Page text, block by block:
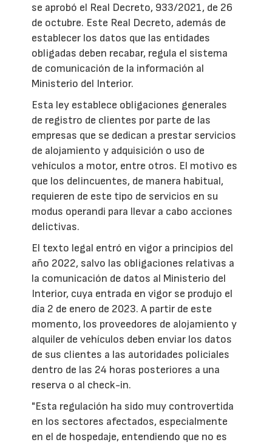
se aprobó el Real Decreto, 933/2021, de 26
de octubre. Este Real Decreto, además de
establecer los datos que las entidades
obligadas deben recabar, regula el sistema
de comunicación de la información al
Ministerio del Interior.
Esta ley establece obligaciones generales
de registro de clientes por parte de las
empresas que se dedican a prestar servicios
de alojamiento y adquisición o uso de
vehículos a motor, entre otros. El motivo es
que los delincuentes, de manera habitual,
requieren de este tipo de servicios en su
modus operandi para llevar a cabo acciones
delictivas.
El texto legal entró en vigor a principios del
año 2022, salvo las obligaciones relativas a
la comunicación de datos al Ministerio del
Interior, cuya entrada en vigor se produjo el
día 2 de enero de 2023. A partir de este
momento, los proveedores de alojamiento y
alquiler de vehículos deben enviar los datos
de sus clientes a las autoridades policiales
dentro de las 24 horas posteriores a una
reserva o al check-in.
"Esta regulación ha sido muy controvertida
en los sectores afectados, especialmente
en el de hospedaje, entendiendo que no es